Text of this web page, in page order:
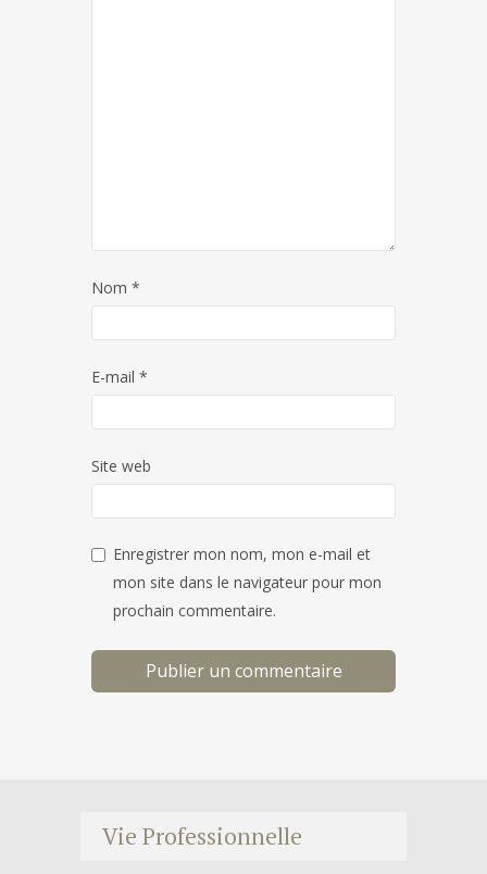
Nom *
E-mail *
Site web
Enregistrer mon nom, mon e-mail et
mon site dans le navigateur pour mon
prochain commentaire.
Vie Professionnelle